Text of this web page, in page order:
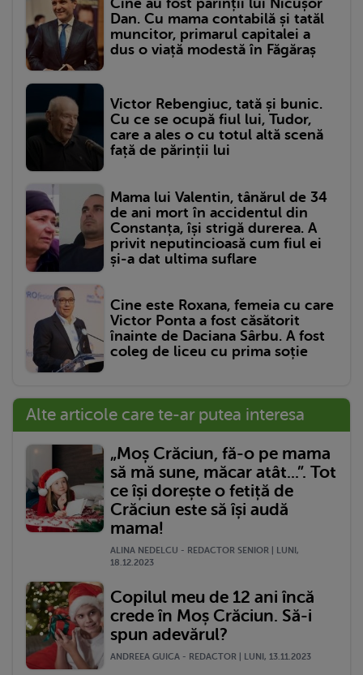
Cine au fost părinții lui Nicușor
Dan. Cu mama contabilă și tatăl
muncitor, primarul capitalei a
dus o viață modestă în Făgăraș
Victor Rebengiuc, tată și bunic.
Cu ce se ocupă fiul lui, Tudor,
care a ales o cu totul altă scenă
față de părinții lui
Mama lui Valentin, tânărul de 34
de ani mort în accidentul din
Constanța, își strigă durerea. A
privit neputincioasă cum fiul ei
și-a dat ultima suflare
Cine este Roxana, femeia cu care
Victor Ponta a fost căsătorit
înainte de Daciana Sârbu. A fost
coleg de liceu cu prima soție
Alte articole care te-ar putea interesa
„Moș Crăciun, fă-o pe mama
să mă sune, măcar atât...”. Tot
ce își dorește o fetiță de
Crăciun este să își audă
mama!
ALINA NEDELCU - REDACTOR SENIOR | LUNI,
18.12.2023
Copilul meu de 12 ani încă
crede în Moș Crăciun. Să-i
spun adevărul?
ANDREEA GUICA - REDACTOR | LUNI, 13.11.2023